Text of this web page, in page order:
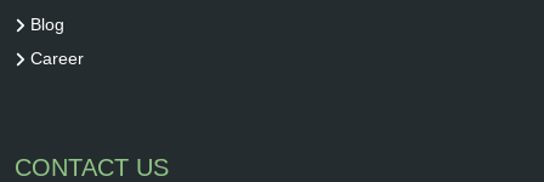
Blog
Career
CONTACT US